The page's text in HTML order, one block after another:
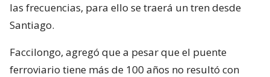
las frecuencias, para ello se traerá un tren desde
Santiago.
Faccilongo, agregó que a pesar que el puente
ferroviario tiene más de 100 años no resultó con